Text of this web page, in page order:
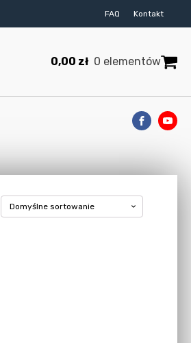
FAQ Kontakt
0,00 zł 0 elementów